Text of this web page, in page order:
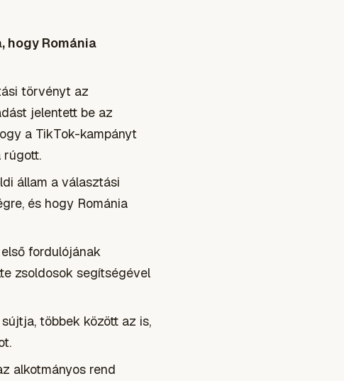
hogy Románia
törvényt az
jelentett be az
a TikTok-kampányt
rúgott.
állam a választási
és hogy Románia
fordulójának
zsoldosok segítségével
többek között az is,
alkotmányos rend